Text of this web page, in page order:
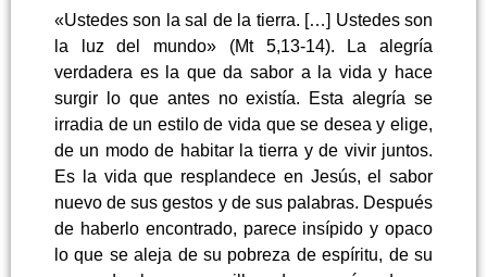
«Ustedes son la sal de la tierra. […] Ustedes son
la luz del mundo» (Mt 5,13-14). La alegría
verdadera es la que da sabor a la vida y hace
surgir lo que antes no existía. Esta alegría se
irradia de un estilo de vida que se desea y elige,
de un modo de habitar la tierra y de vivir juntos.
Es la vida que resplandece en Jesús, el sabor
nuevo de sus gestos y de sus palabras. Después
de haberlo encontrado, parece insípido y opaco
lo que se aleja de su pobreza de espíritu, de su